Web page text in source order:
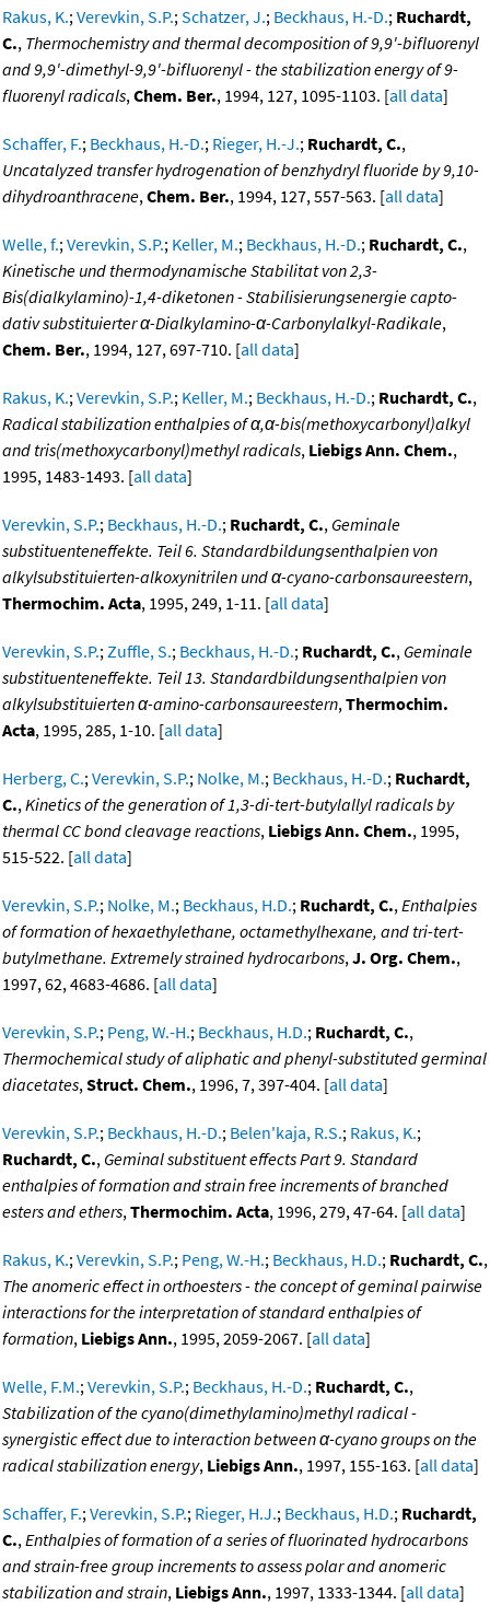
Rakus, K.;Verevkin, S.P.;Schatzer, J.; Beckhaus, H.-D.; Ruchardt,
C., Thermochemistry and thermal decomposition of 9,9'-bifluorenyl
and 9,9'-dimethyl-9,9'-bifluorenyl - the stabilization energy of 9-
fluorenyl radicals,Chem. Ber., 1994, 127, 1095-1103. [all data]
Schaffer, F.; Beckhaus, H.-D.; Rieger, H.-J.; Ruchardt, C.,
Uncatalyzed transfer hydrogenation of benzhydryl fluoride by 9,10-
dihydroanthracene,Chem. Ber., 1994, 127, 557-563. [all data]
Welle, f.;Verevkin, S.P.; Keller, M.; Beckhaus, H.-D.; Ruchardt, C.,
Kinetische und thermodynamische Stabilitat von 2,3-
Bis(dialkylamino)-1,4-diketonen - Stabilisierungsenergie capto-
dativ substituierter α-Dialkylamino-α-Carbonylalkyl-Radikale,
Chem. Ber., 1994, 127, 697-710. [all data]
Rakus, K.;Verevkin, S.P.; Keller, M.; Beckhaus, H.-D.; Ruchardt, C.,
Radical stabilization enthalpies of α,α-bis(methoxycarbonyl)alkyl
and tris(methoxycarbonyl)methyl radicals, Liebigs Ann. Chem.,
1995, 1483-1493. [all data]
Verevkin, S.P.; Beckhaus, H.-D.; Ruchardt, C., Geminale
substituenteneffekte. Teil 6. Standardbildungsenthalpien von
alkylsubstituierten-alkoxynitrilen und α-cyano-carbonsaureestern,
Thermochim. Acta, 1995, 249, 1-11. [all data]
Verevkin, S.P.;Zuffle, S.; Beckhaus, H.-D.; Ruchardt, C., Geminale
substituenteneffekte. Teil 13. Standardbildungsenthalpien von
alkylsubstituierten α-amino-carbonsaureestern,Thermochim.
Acta, 1995, 285, 1-10. [all data]
Herberg, C.;Verevkin, S.P.; Nolke, M.; Beckhaus, H.-D.; Ruchardt,
C.,Kinetics of the generation of 1,3-di-tert-butylallyl radicals by
thermal CC bond cleavage reactions, Liebigs Ann. Chem., 1995,
515-522. [all data]
Verevkin, S.P.; Nolke, M.; Beckhaus, H.D.; Ruchardt, C.,Enthalpies
of formation of hexaethylethane, octamethylhexane, and tri-tert-
butylmethane. Extremely strained hydrocarbons,J. Org. Chem.,
1997, 62, 4683-4686. [all data]
Verevkin, S.P.; Peng, W.-H.; Beckhaus, H.D.; Ruchardt, C.,
Thermochemical study of aliphatic and phenyl-substituted germinal
diacetates,Struct. Chem., 1996, 7, 397-404. [all data]
Verevkin, S.P.; Beckhaus, H.-D.; Belen'kaja, R.S.; Rakus, K.;
Ruchardt, C., Geminal substituent effects Part 9. Standard
enthalpies of formation and strain free increments of branched
esters and ethers,Thermochim. Acta, 1996, 279, 47-64. [all data]
Rakus, K.;Verevkin, S.P.; Peng, W.-H.; Beckhaus, H.D.; Ruchardt, C.,
The anomeric effect in orthoesters - the concept of geminal pairwise
interactions for the interpretation of standard enthalpies of
formation, Liebigs Ann., 1995, 2059-2067. [all data]
Welle, F.M.;Verevkin, S.P.; Beckhaus, H.-D.; Ruchardt, C.,
Stabilization of the cyano(dimethylamino)methyl radical -
synergistic effect due to interaction between α-cyano groups on the
radical stabilization energy, Liebigs Ann., 1997, 155-163. [all data]
Schaffer, F.;Verevkin, S.P.; Rieger, H.J.; Beckhaus, H.D.; Ruchardt,
C.,Enthalpies of formation of a series of fluorinated hydrocarbons
and strain-free group increments to assess polar and anomeric
stabilization and strain, Liebigs Ann., 1997, 1333-1344. [all data]